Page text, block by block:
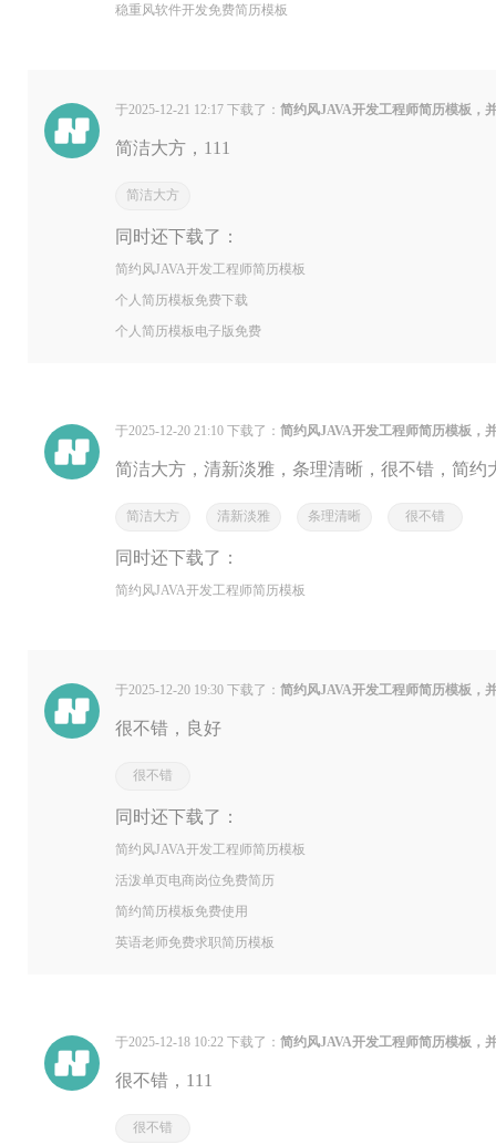
稳重风软件开发免费简历模板
于2025-12-21 12:17 下载了：简约风JAVA开发工程师简历模板，
简洁大方，111
简洁大方
同时还下载了：
简约风JAVA开发工程师简历模板
个人简历模板免费下载
个人简历模板电子版免费
于2025-12-20 21:10 下载了：简约风JAVA开发工程师简历模板，
简洁大方，清新淡雅，条理清晰，很不错，简约
简洁大方 清新淡雅 条理清晰 很不错
同时还下载了：
简约风JAVA开发工程师简历模板
于2025-12-20 19:30 下载了：简约风JAVA开发工程师简历模板，
很不错，良好
很不错
同时还下载了：
简约风JAVA开发工程师简历模板
活泼单页电商岗位免费简历
简约简历模板免费使用
英语老师免费求职简历模板
于2025-12-18 10:22 下载了：简约风JAVA开发工程师简历模板，
很不错，111
很不错